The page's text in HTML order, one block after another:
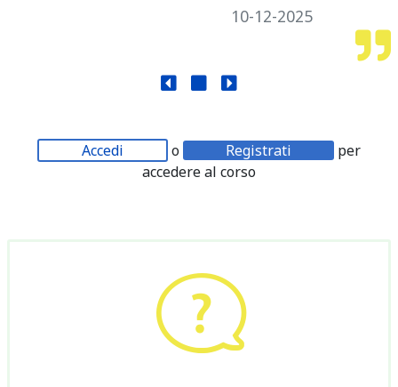
10-12-2025
Accedi o Registrati
per
accedere al corso